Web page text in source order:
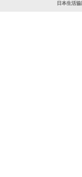
日本生活